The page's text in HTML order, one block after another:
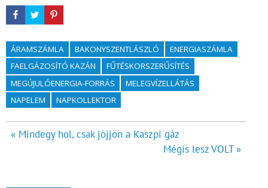
ÁRAMSZÁMLA BAKONYSZENTLÁSZLÓ
ENERGIASZÁMLA
FAELGÁZOSÍTÓ KAZÁN
FŰTÉSKORSZERŰSÍTÉS
MEGÚJULÓENERGIA-FORRÁS
MELEGVÍZELLÁTÁS
NAPELEM
NAPKOLLEKTOR
Bejegyzés
« Mindegy hol, csak jöjjön a Kaszpi gáz
Mégis lesz VOLT »